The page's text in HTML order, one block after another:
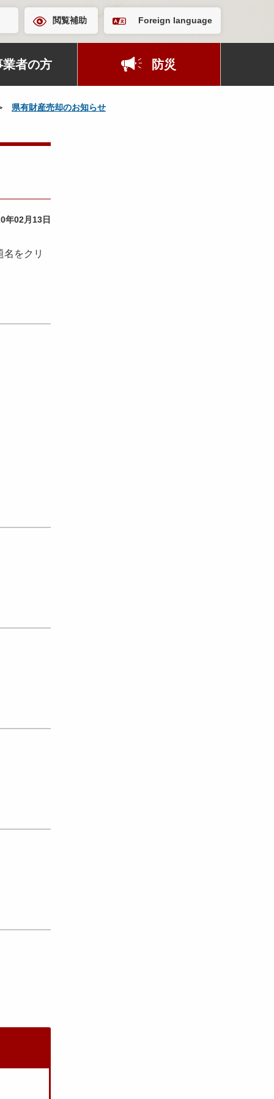
閲覧補助 Foreign language
業者の方 防災
県有財産売却のお知らせ
年02月13日
をクリ